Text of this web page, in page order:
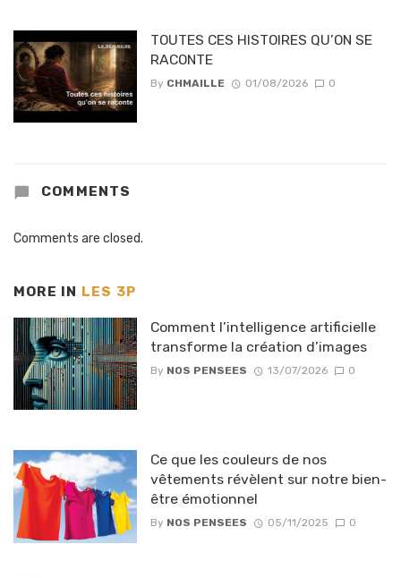
TOUTES CES HISTOIRES QU’ON SE
RACONTE
By CHMAILLE 01/08/2026 0
COMMENTS
Comments are closed.
MORE IN LES 3P
Comment l’intelligence artificielle
transforme la création d’images
By NOS PENSEES 13/07/2026 0
Ce que les couleurs de nos
vêtements révèlent sur notre bien-
être émotionnel
By NOS PENSEES 05/11/2025 0